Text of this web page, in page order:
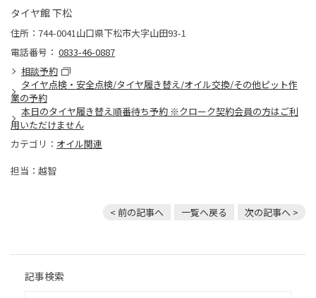
タイヤ館 下松
住所：744-0041山口県下松市大字山田93-1
電話番号： 0833-46-0887
相談予約
タイヤ点検・安全点検/タイヤ履き替え/オイル交換/その他ピット作
業の予約
本日のタイヤ履き替え順番待ち予約 ※クローク契約会員の方はご利
用いただけません
カテゴリ： オイル関連
担当：越智
< 前の記事へ 一覧へ戻る 次の記事へ >
記事検索